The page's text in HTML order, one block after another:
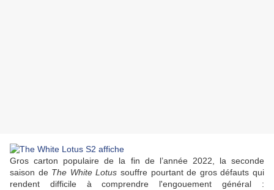
Gros carton populaire de la fin de l’année 2022, la seconde
saison deThe White Lotus souffre pourtant de gros défauts qui
rendent difficile à comprendre l'engouement général :